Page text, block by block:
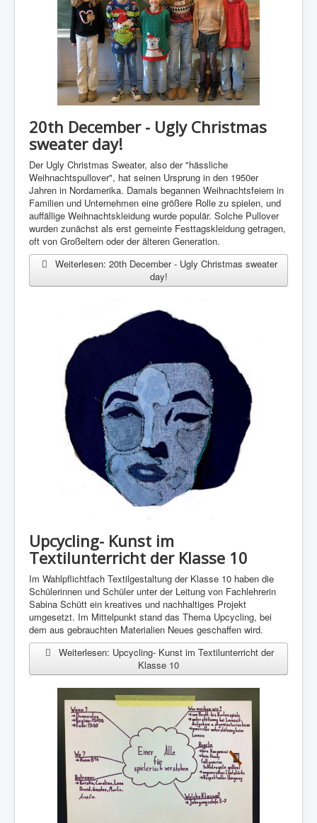
20th December - Ugly Christmas
sweater day!
Der Ugly Christmas Sweater, also der "hässliche
Weihnachtspullover", hat seinen Ursprung in den 1950er
Jahren in Nordamerika. Damals begannen Weihnachtsfeiern in
Familien und Unternehmen eine größere Rolle zu spielen, und
auffällige Weihnachtskleidung wurde populär. Solche Pullover
wurden zunächst als erst gemeinte Festtagskleidung getragen,
oft von Großeltern oder der älteren Generation.
Weiterlesen: 20th December - Ugly Christmas sweater
day!
Upcycling- Kunst im
Textilunterricht der Klasse 10
Im Wahlpflichtfach Textilgestaltung der Klasse 10 haben die
Schülerinnen und Schüler unter der Leitung von Fachlehrerin
Sabina Schütt ein kreatives und nachhaltiges Projekt
umgesetzt. Im Mittelpunkt stand das Thema Upcycling, bei
dem aus gebrauchten Materialien Neues geschaffen wird.
Weiterlesen: Upcycling- Kunst im Textilunterricht der
Klasse 10